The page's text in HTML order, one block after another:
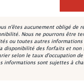
n'êtes aucunement obligé de
Nous ne pourrons être
ou toutes autres
disponibilité des forfaits et non
selon le taux d'occupation
sont sujettes à